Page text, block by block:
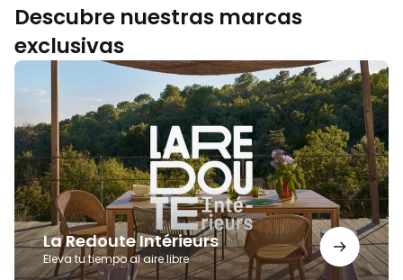
Descubre nuestras marcas
exclusivas
La Redoute Intérieurs
Eleva tu tiempo al aire libre
La
Redoute